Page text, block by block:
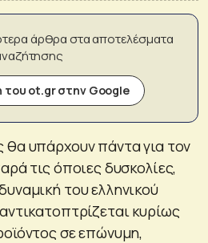
άρθρα στα αποτελέσματα
του ot.gr στην Google
θα υπάρχουν πάντα για τον
τις όποιες δυσκολίες,
του ελληνικού
κυρίως
σε επώνυμη,